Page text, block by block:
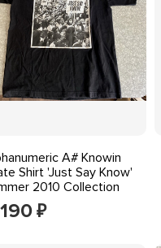
A# Knowin
Shirt 'Just Say Know'
2010 Collection
₽